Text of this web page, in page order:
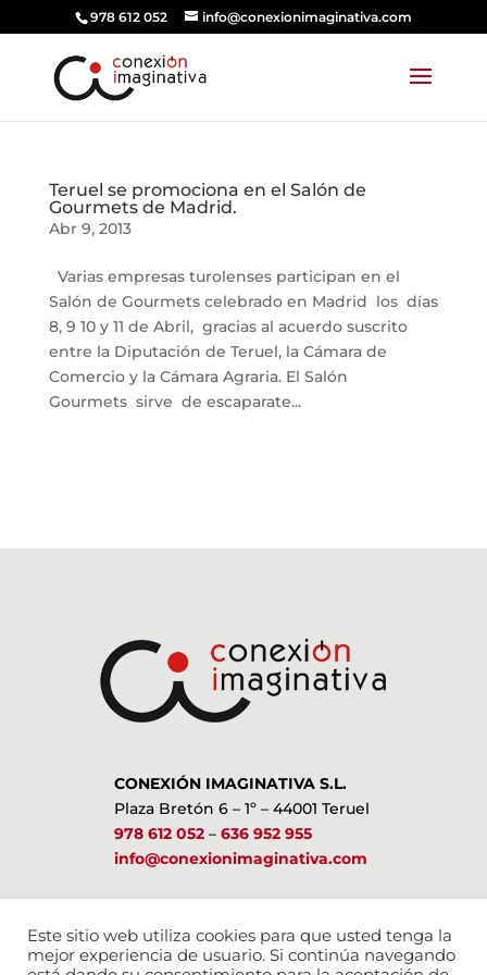
978 612 052 info@conexionimaginativa.com
Teruel se promociona en el Salón de
Gourmets de Madrid.
Abr 9, 2013
Varias empresas turolenses participan en el
Salón de Gourmets celebrado en Madrid los días
8, 9 10 y 11 de Abril, gracias al acuerdo suscrito
entre la Diputación de Teruel, la Cámara de
Comercio y la Cámara Agraria. El Salón
Gourmets sirve de escaparate...
CONEXIÓN IMAGINATIVA S.L.
Plaza Bretón 6 – 1º – 44001 Teruel
978 612 052– 636 952 955
info@conexionimaginativa.com
Este sitio web utiliza cookies para que usted tenga la
mejor experiencia de usuario. Si continúa navegando